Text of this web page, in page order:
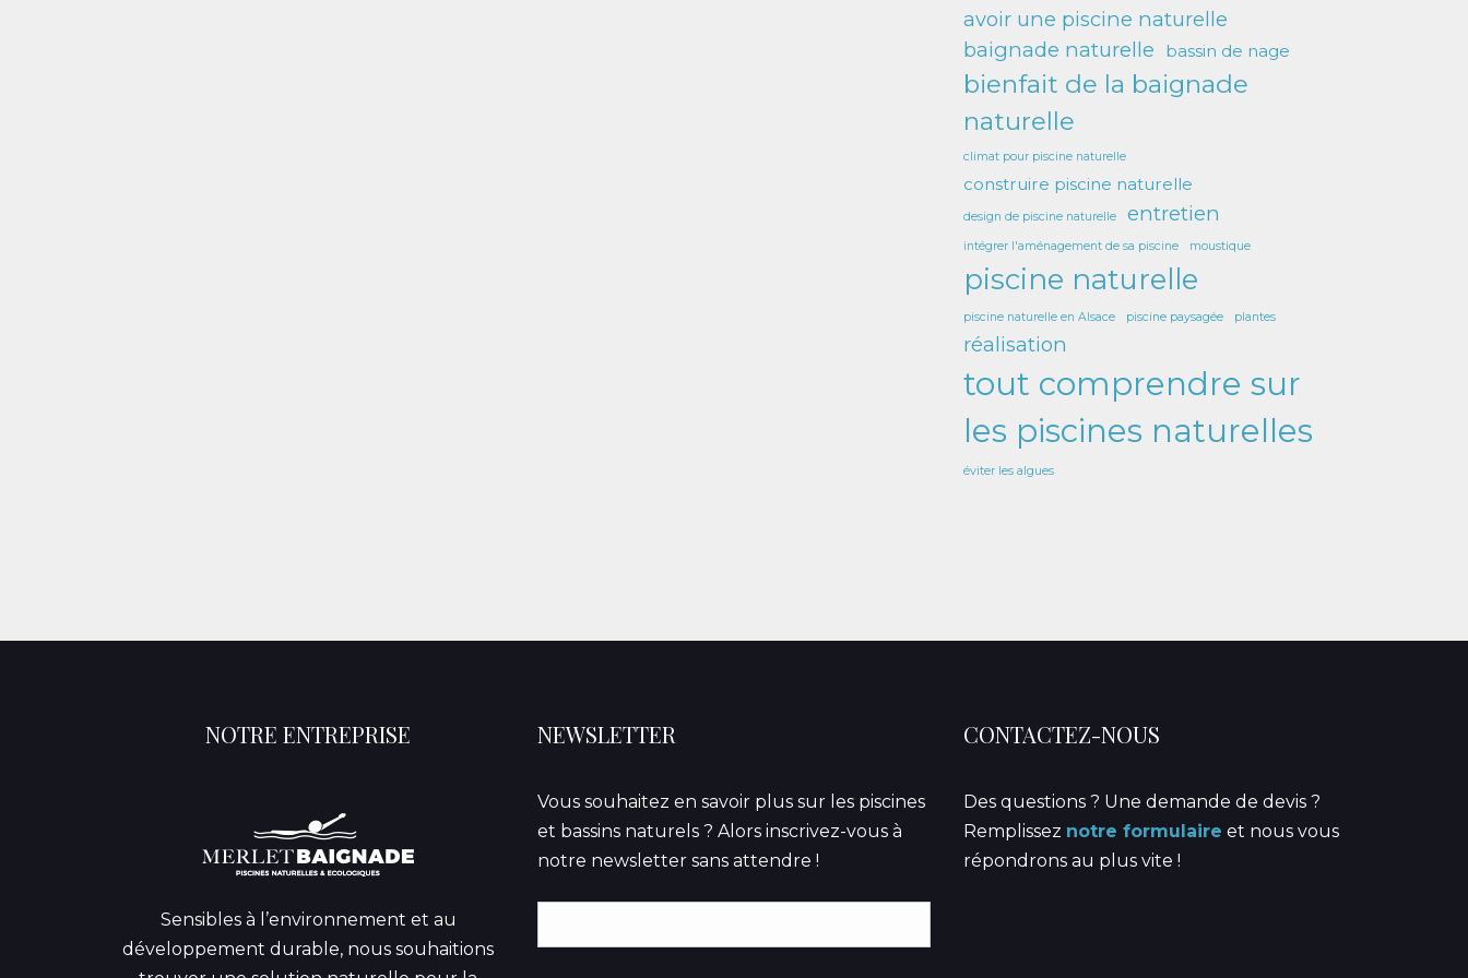
avoir une piscine naturelle
baignade naturelle
bassin de nage
bienfait de la baignade
naturelle
climat pour piscine naturelle
construire piscine naturelle
design de piscine naturelle entretien
intégrer l'aménagement de sa piscine moustique
piscine naturelle
piscine naturelle en Alsace piscine paysagée plantes
réalisation
tout comprendre sur
les piscines naturelles
éviter les algues
NOTRE ENTREPRISE
Sensibles à l’environnement et au
développement durable, nous souhaitions
NEWSLETTER
Vous souhaitez en savoir plus sur les piscines
et bassins naturels ? Alors inscrivez-vous à
notre newsletter sans attendre !
CONTACTEZ-NOUS
Des questions ? Une demande de devis ?
Remplissez notre formulaire et nous vous
répondrons au plus vite !